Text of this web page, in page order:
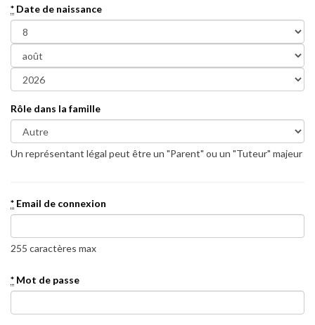
* Date de naissance
Rôle dans la famille
Un représentant légal peut être un "Parent" ou un "Tuteur" majeur
* Email de connexion
255 caractères max
* Mot de passe